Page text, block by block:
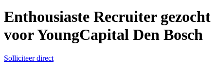
Enthousiaste Recruiter gezocht
voor YoungCapital Den Bosch
Solliciteer direct